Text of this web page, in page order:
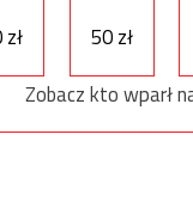
50 zł
Zobacz kto wparł